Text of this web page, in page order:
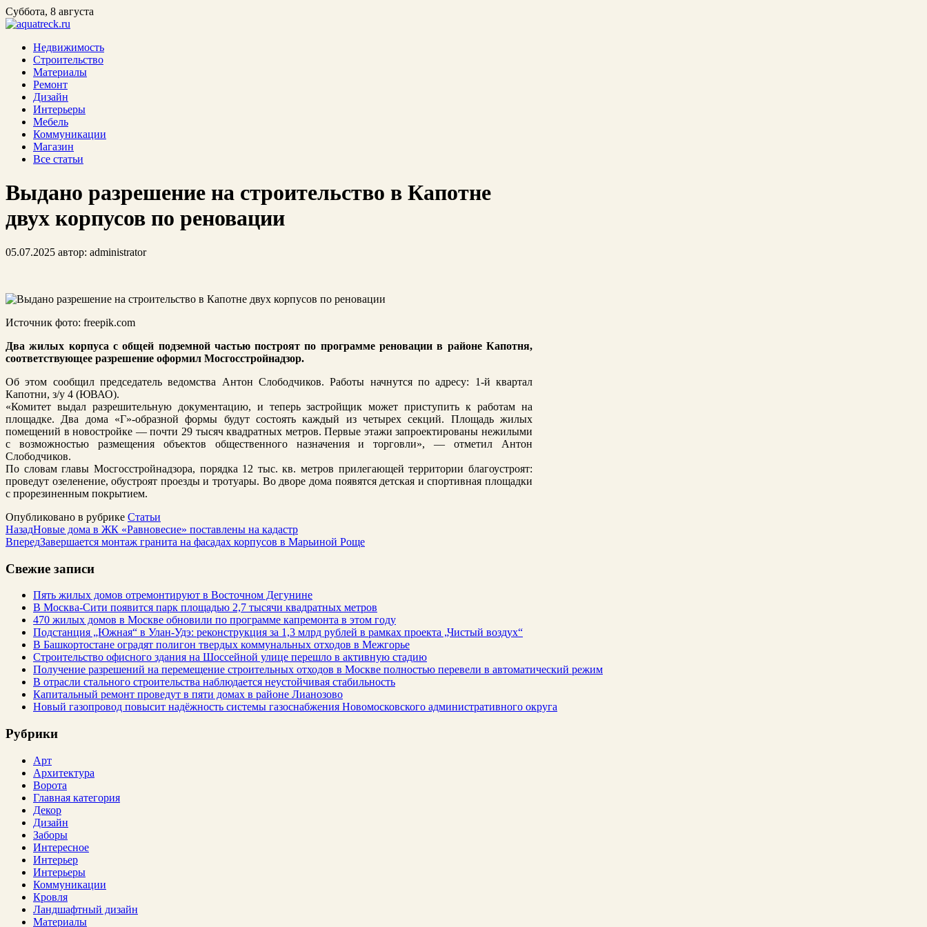
Суббота, 8 августа
Недвижимость
Строительство
Материалы
Ремонт
Дизайн
Интерьеры
Мебель
Коммуникации
Магазин
Все статьи
Выдано разрешение на строительство в Капотне
двух корпусов по реновации
05.07.2025 автор: administrator
Источник фото: freepik.com
Два жилых корпуса с общей подземной частью построят по программе реновации в районе Капотня,
соответствующее разрешение оформил Мосгосстройнадзор.
Об этом сообщил председатель ведомства Антон Слободчиков. Работы начнутся по адресу: 1-й квартал
Капотни, з/у 4 (ЮВАО).
«Комитет выдал разрешительную документацию, и теперь застройщик может приступить к работам на
площадке. Два дома «Г»-образной формы будут состоять каждый из четырех секций. Площадь жилых
помещений в новостройке — почти 29 тысяч квадратных метров. Первые этажи запроектированы нежилыми
с возможностью размещения объектов общественного назначения и торговли», — отметил Антон
Слободчиков.
По словам главы Мосгосстройнадзора, порядка 12 тыс. кв. метров прилегающей территории благоустроят:
проведут озеленение, обустроят проезды и тротуары. Во дворе дома появятся детская и спортивная площадки
с прорезиненным покрытием.
Опубликовано в рубрике Статьи
НазадНовые дома в ЖК «Равновесие» поставлены на кадастр
ВпередЗавершается монтаж гранита на фасадах корпусов в Марьиной Роще
Свежие записи
Пять жилых домов отремонтируют в Восточном Дегунине
В Москва-Сити появится парк площадью 2,7 тысячи квадратных метров
470 жилых домов в Москве обновили по программе капремонта в этом году
Подстанция „Южная“ в Улан‑Удэ: реконструкция за 1,3 млрд рублей в рамках проекта „Чистый воздух“
В Башкортостане оградят полигон твердых коммунальных отходов в Межгорье
Строительство офисного здания на Шоссейной улице перешло в активную стадию
Получение разрешений на перемещение строительных отходов в Москве полностью перевели в автоматический режим
В отрасли стального строительства наблюдается неустойчивая стабильность
Капитальный ремонт проведут в пяти домах в районе Лианозово
Новый газопровод повысит надёжность системы газоснабжения Новомосковского административного округа
Рубрики
Арт
Архитектура
Ворота
Главная категория
Декор
Дизайн
Заборы
Интересное
Интерьер
Интерьеры
Коммуникации
Кровля
Ландшафтный дизайн
Материалы